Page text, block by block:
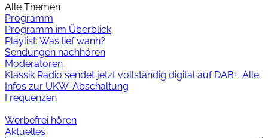
Alle Themen
Programm
Programm im Überblick
Playlist: Was lief wann?
Sendungen nachhören
Moderatoren
Klassik Radio sendet jetzt vollständig digital auf DAB+: Alle
Infos zur UKW-Abschaltung
Frequenzen
Werbefrei hören
Aktuelles